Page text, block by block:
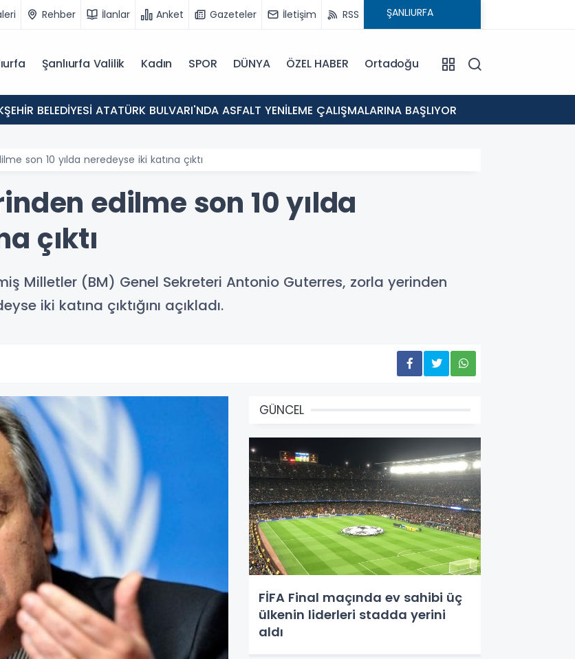
Rehber İlanlar Anket Gazeteler İletişim RSS
Şanlıurfa Valilik Kadın SPOR DÜNYA ÖZEL HABER Ortadoğu
BELEDİYESİ ATATÜRK BULVARI'NDA ASFALT YENİLEME ÇALIŞMALARINA BAŞLIYOR
son 10 yılda neredeyse iki katına çıktı
edilme son 10 yılda
çıktı
Milletler (BM) Genel Sekreteri Antonio Guterres, zorla yerinden
iki katına çıktığını açıkladı.
GÜNCEL
FİFA Final maçında ev sahibi üç
ülkenin liderleri stadda yerini
aldı